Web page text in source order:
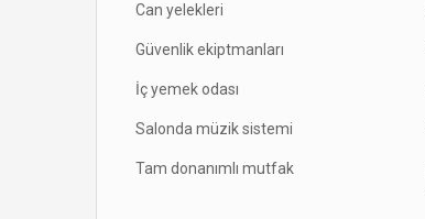
Can yelekleri
Güvenlik ekiptmanları
İç yemek odası
Salonda müzik sistemi
Tam donanımlı mutfak